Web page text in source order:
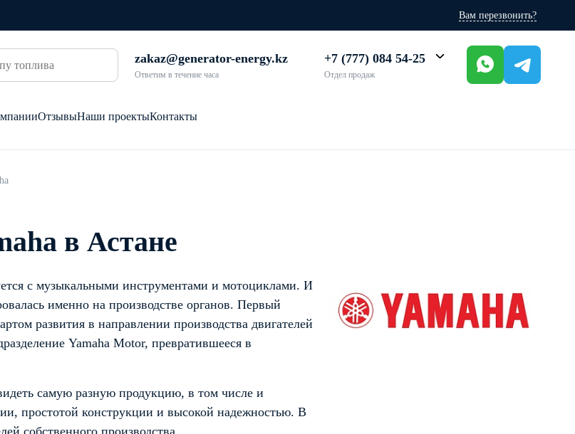
Вам перезвонить?
zakaz@generator-energy.kz
Ответим в течение часа
+7 (777) 084 54-25
Отдел продаж
ОтзывыНаши проектыКонтакты
в Астане
с музыкальными инструментами и мотоциклами. И
именно на производстве органов. Первый
развития в направлении производства двигателей
Yamaha Motor, превратившееся в
самую разную продукцию, в том числе и
простотой конструкции и высокой надежностью. В
собственного производства.